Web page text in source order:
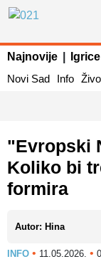
Najnovije Igrice
Novi Sad
Info
"Evropski
Koliko bi
formira
Autor: Hina
INFO • 11.05.2026. •